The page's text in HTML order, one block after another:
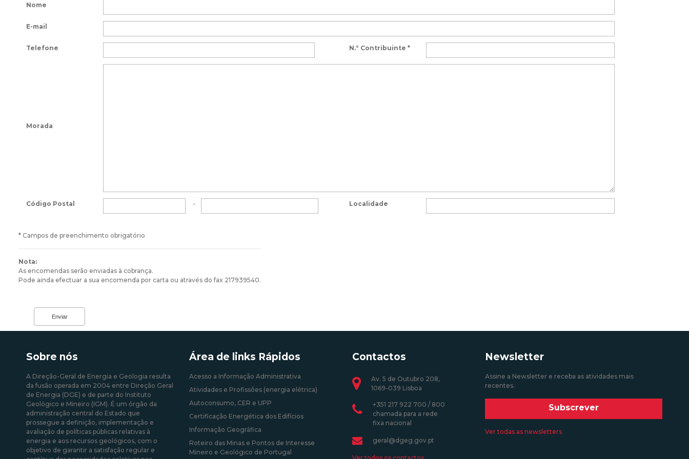
Nome
E-mail
Telefone N.º Contribuinte *
Morada
Código Postal - Localidade
* Campos de preenchimento obrigatório
Nota:
As encomendas serão enviadas à cobrança.
Pode ainda efectuar a sua encomenda por carta ou através do fax 217939540.
Sobre nós
A Direção-Geral de Energia e Geologia resulta
da fusão operada em 2004 entre Direção Geral
de Energia (DGE) e de parte do Instituto
Geológico e Mineiro (IGM). É um órgão da
administração central do Estado que
prossegue a definição, implementação e
avaliação de políticas públicas relativas à
energia e aos recursos geológicos, com o
objetivo de garantir a satisfação regular e
Área de links Rápidos
Acesso a Informação Administrativa
Atividades e Profissões (energia elétrica)
Autoconsumo, CER e UPP
Certificação Energética dos Edifícios
Informação Geográfica
Roteiro das Minas e Pontos de Interesse
Mineiro e Geológico de Portugal
Contactos
Av. 5 de Outubro 208,
1069-039 Lisboa
+351 217 922 700 / 800
chamada para a rede
fixa nacional
geral@dgeg.gov.pt
Newsletter
Assine a Newsletter e receba as atividades mais
recentes.
Subscrever
Ver todas as newsletters